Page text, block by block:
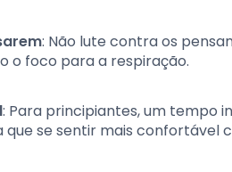
: Não lute contra os
o foco para a respiração.
: Para principiantes, um tempo
se sentir mais confortável